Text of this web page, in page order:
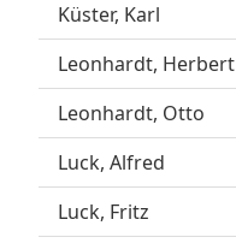
Küster, Karl
Leonhardt, Herbert
Leonhardt, Otto
Luck, Alfred
Luck, Fritz